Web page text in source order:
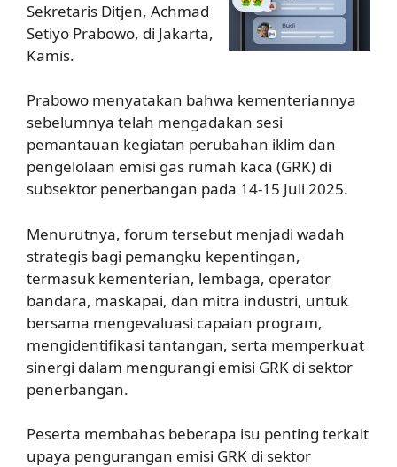
Sekretaris Ditjen, Achmad
Setiyo Prabowo, di Jakarta,
Kamis.
Prabowo menyatakan bahwa kementeriannya
sebelumnya telah mengadakan sesi
pemantauan kegiatan perubahan iklim dan
pengelolaan emisi gas rumah kaca (GRK) di
subsektor penerbangan pada 14-15 Juli 2025.
Menurutnya, forum tersebut menjadi wadah
strategis bagi pemangku kepentingan,
termasuk kementerian, lembaga, operator
bandara, maskapai, dan mitra industri, untuk
bersama mengevaluasi capaian program,
mengidentifikasi tantangan, serta memperkuat
sinergi dalam mengurangi emisi GRK di sektor
penerbangan.
Peserta membahas beberapa isu penting terkait
upaya pengurangan emisi GRK di sektor